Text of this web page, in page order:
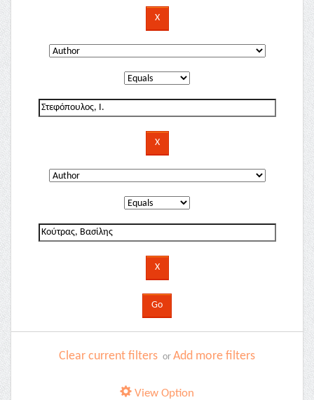
Clear current filters or Add more filters
View Option